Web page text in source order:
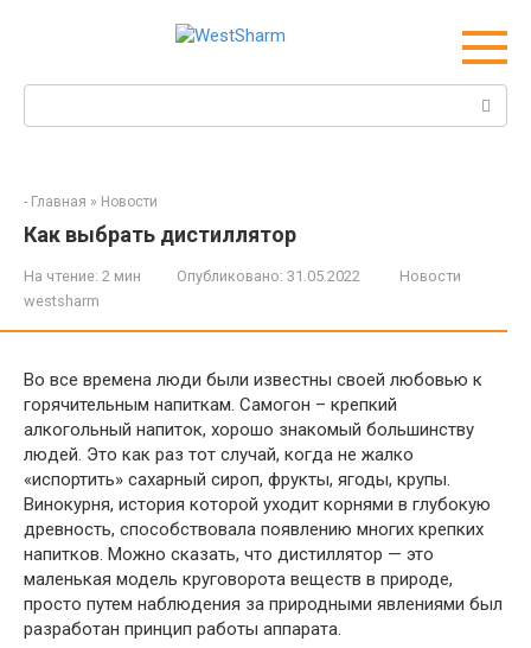
- Главная » Новости
Как выбрать дистиллятор
На чтение: 2 мин Опубликовано: 31.05.2022
Новости
westsharm
Во все времена люди были известны своей любовью к
горячительным напиткам. Самогон – крепкий
алкогольный напиток, хорошо знакомый большинству
людей. Это как раз тот случай, когда не жалко
«испортить» сахарный сироп, фрукты, ягоды, крупы.
Винокурня, история которой уходит корнями в глубокую
древность, способствовала появлению многих крепких
напитков. Можно сказать, что дистиллятор — это
маленькая модель круговорота веществ в природе,
просто путем наблюдения за природными явлениями был
разработан принцип работы аппарата.